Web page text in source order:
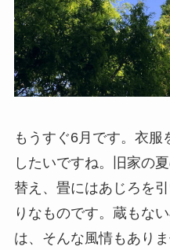
もうすぐ6月です。衣服
したいですね。旧家の
替え、畳にはあじろを
りなものです。蔵もな
は、そんな風情もあり